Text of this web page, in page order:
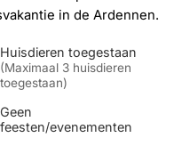
in de Ardennen.
Huisdieren toegestaan
(Maximaal 3 huisdieren
toegestaan)
Geen
feesten/evenementen